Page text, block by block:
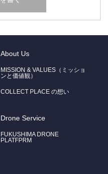
About Us
MISSION & VALUES（ミッショ
ンと価値観）
COLLECT PLACE の想い
Drone Service
FUKUSHIMA DRONE
PLATFPRM